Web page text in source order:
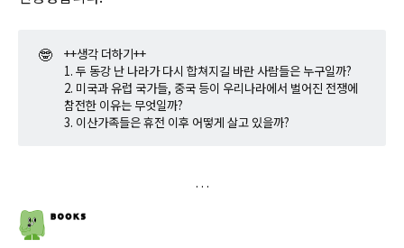
🤓
++생각 더하기++
1. 두 동강 난 나라가 다시 합쳐지길 바란 사람들은 누구일까?
2. 미국과 유럽 국가들, 중국 등이 우리나라에서 벌어진 전쟁에
참전한 이유는 무엇일까?
3. 이산가족들은 휴전 이후 어떻게 살고 있을까?